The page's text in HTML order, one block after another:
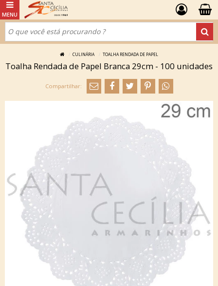
CULINÁRIA TOALHA RENDADA DE PAPEL
Toalha Rendada de Papel Branca 29cm - 100 unidades